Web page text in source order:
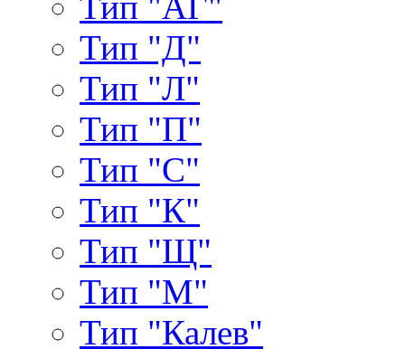
Тип "Д"
Тип "Л"
Тип "П"
Тип "С"
Тип "К"
Тип "Щ"
Тип "М"
Тип "Калев"